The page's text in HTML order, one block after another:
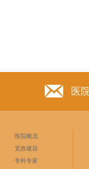
医
医院概况
党政建设
专科专家